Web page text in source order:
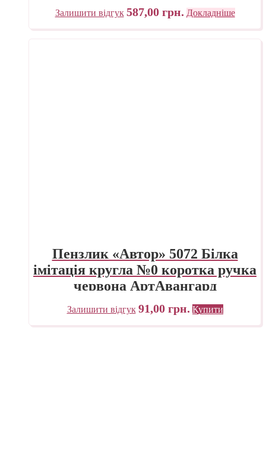
Залишити відгук 587,00 грн. Докладніше
Пензлик «Автор» 5072 Білка
імітація кругла №0 коротка ручка
червона АртАвангард
Залишити відгук 91,00 грн. Купити